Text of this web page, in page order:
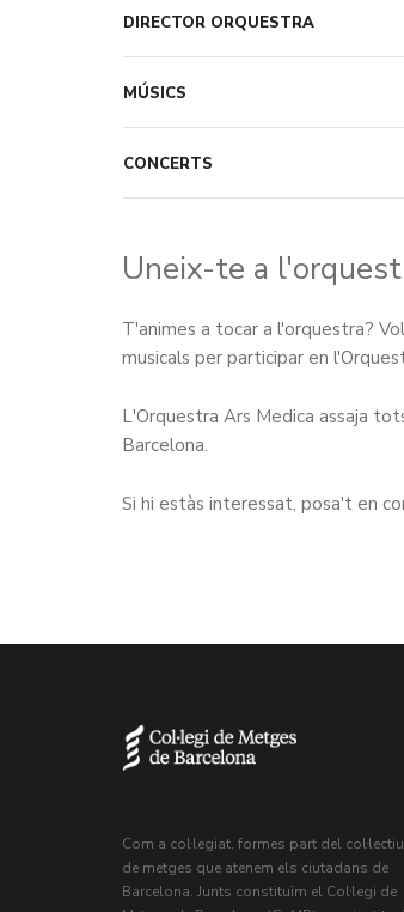
DIRECTOR ORQUESTRA
MÚSICS
CONCERTS
Uneix-te a
T'animes a tocar a l'orquestra?
musicals per participar en
L'Orquestra Ars Medica assaja
Barcelona.
Si hi estàs interessat, posa't en
Com a col·legiat, formes part del col·lectiu
de metges que atenem els ciutadans de
Barcelona. Junts constituïm el Col·legi de